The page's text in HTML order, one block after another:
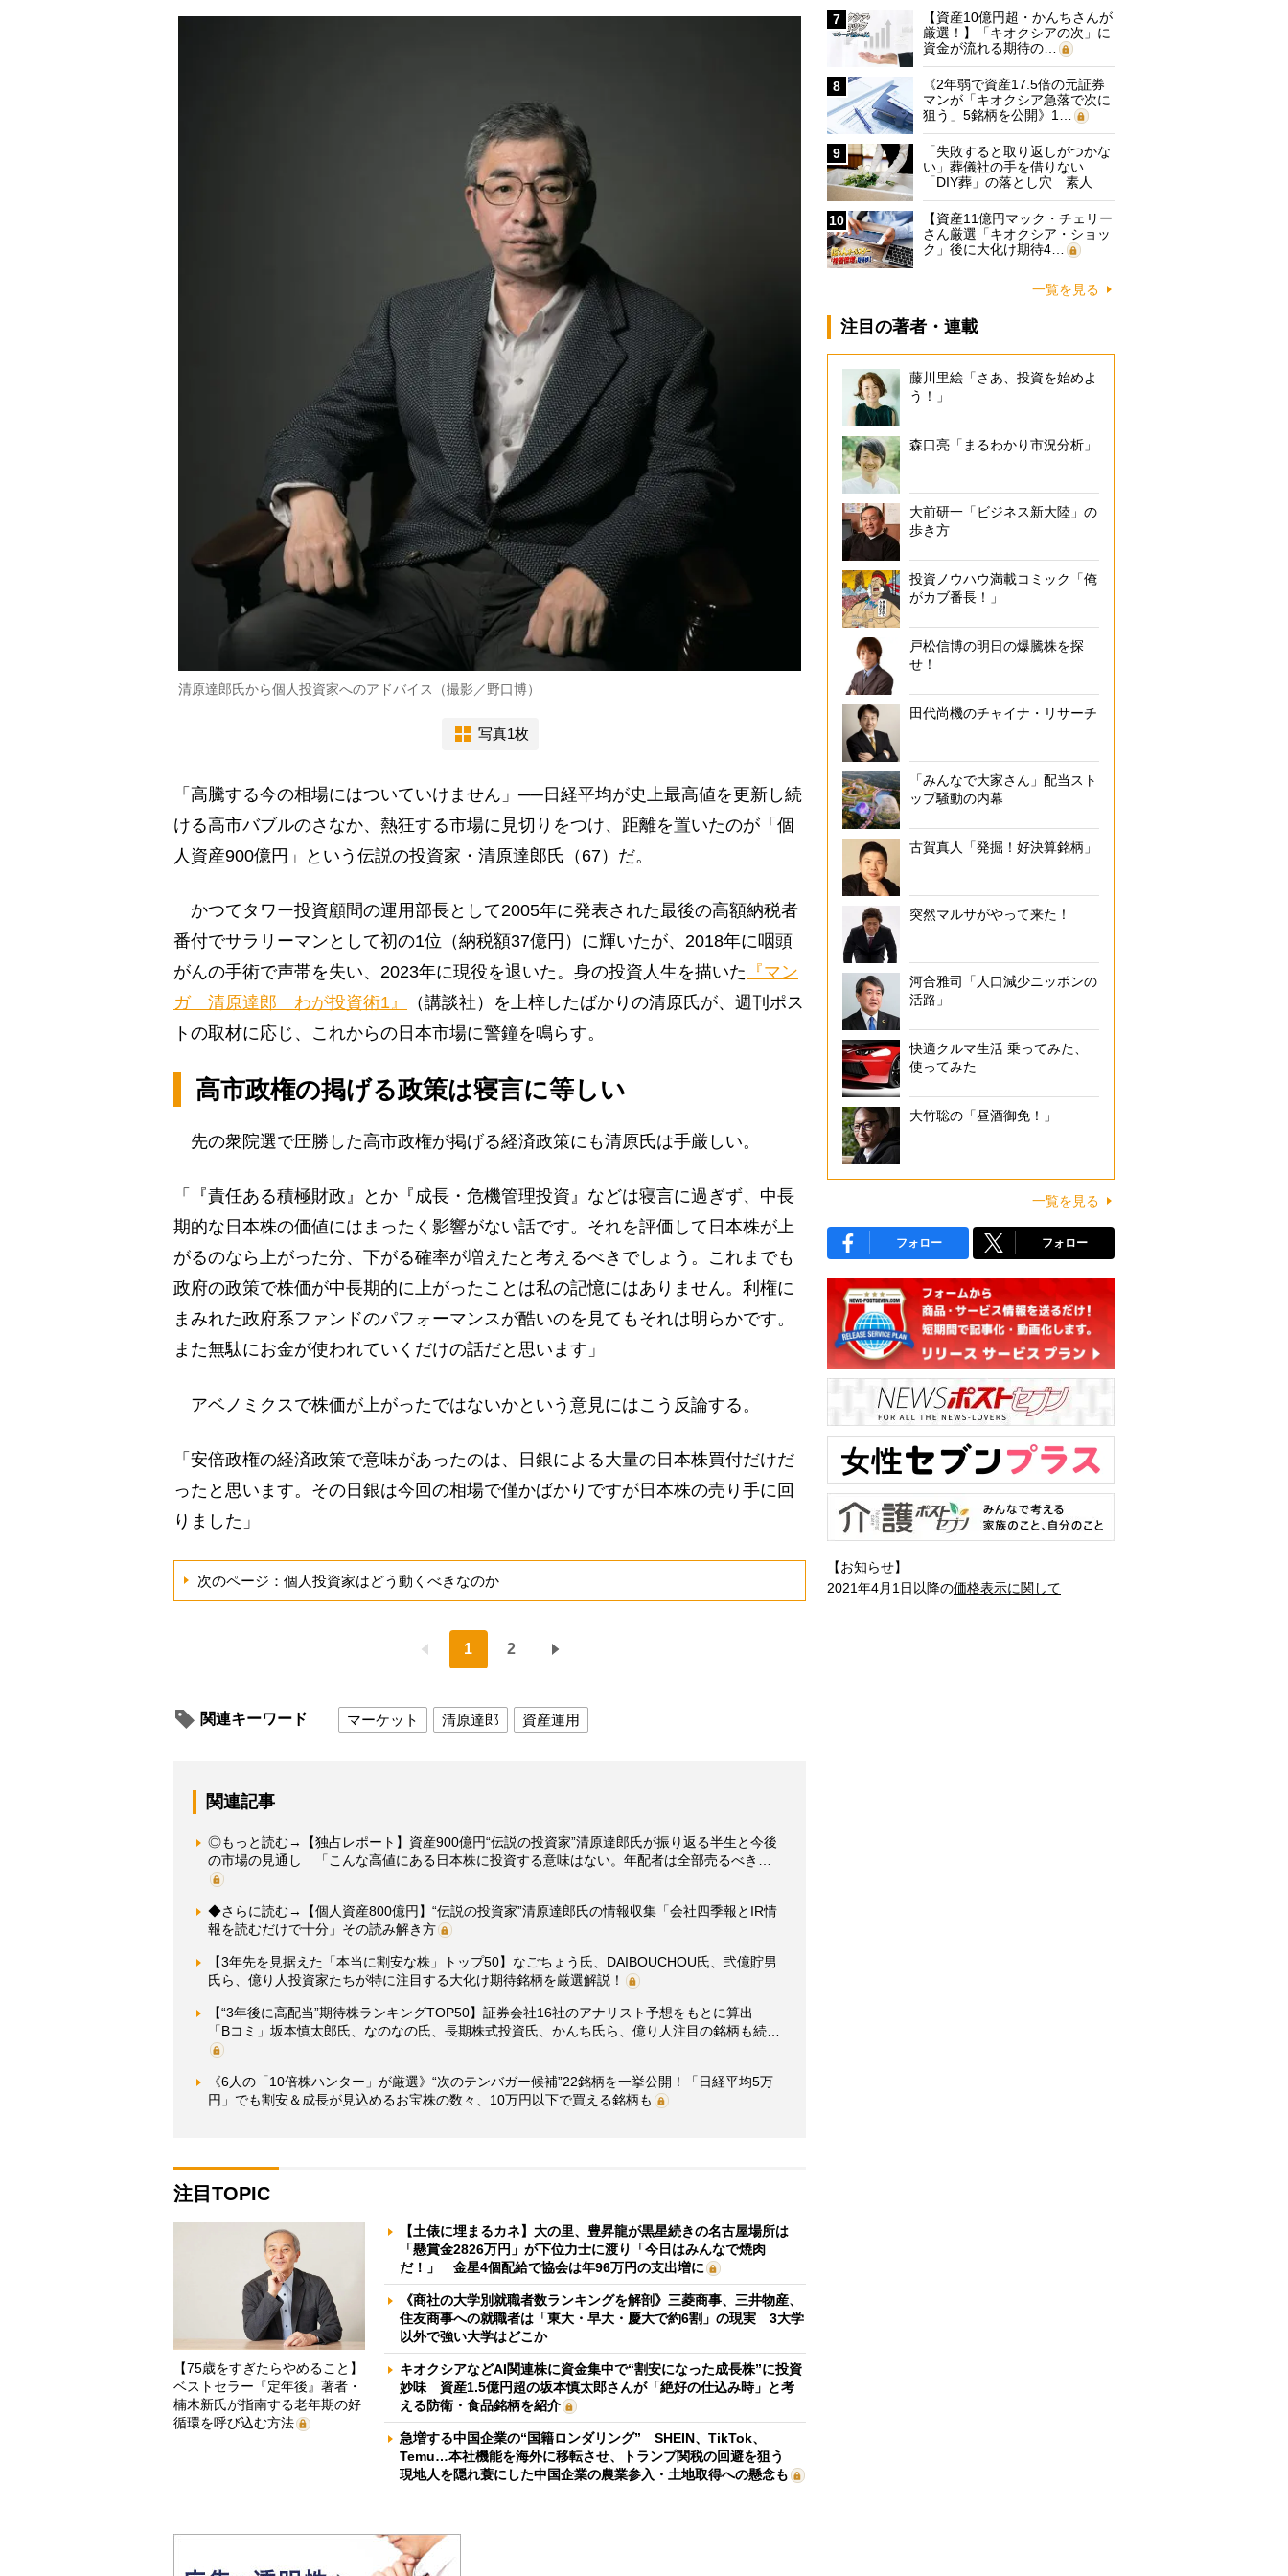
清原達郎氏から個人投資家へのアドバイス（撮影／野口博）
写真1枚
「高騰する今の相場にはついていけません」──日経平均が史上最高値を更新し続
ける高市バブルのさなか、熱狂する市場に見切りをつけ、距離を置いたのが「個
人資産900億円」という伝説の投資家・清原達郎氏（67）だ。
かつてタワー投資顧問の運用部長として2005年に発表された最後の高額納税者
番付でサラリーマンとして初の1位（納税額37億円）に輝いたが、2018年に咽頭
がんの手術で声帯を失い、2023年に現役を退いた。身の投資人生を描いた 『マン
ガ 清原達郎 わが投資術1』
（講談社）を上梓したばかりの清原氏が、週刊ポス
トの取材に応じ、これからの日本市場に警鐘を鳴らす。
高市政権の掲げる政策は寝言に等しい
先の衆院選で圧勝した高市政権が掲げる経済政策にも清原氏は手厳しい。
「『責任ある積極財政』とか『成長・危機管理投資』などは寝言に過ぎず、中長
期的な日本株の価値にはまったく影響がない話です。それを評価して日本株が上
がるのなら上がった分、下がる確率が増えたと考えるべきでしょう。これまでも
政府の政策で株価が中長期的に上がったことは私の記憶にはありません。利権に
まみれた政府系ファンドのパフォーマンスが酷いのを見てもそれは明らかです。
また無駄にお金が使われていくだけの話だと思います」
アベノミクスで株価が上がったではないかという意見にはこう反論する。
「安倍政権の経済政策で意味があったのは、日銀による大量の日本株買付だけだ
ったと思います。その日銀は今回の相場で僅かばかりですが日本株の売り手に回
りました」
次のページ：個人投資家はどう動くべきなのか
1 2
関連キーワード マーケット 清原達郎 資産運用
関連記事
◎もっと読む→【独占レポート】資産900億円“伝説の投資家”清原達郎氏が振り返る半生と今後
の市場の見通し 「こんな高値にある日本株に投資する意味はない。年配者は全部売るべき…
◆さらに読む→【個人資産800億円】“伝説の投資家”清原達郎氏の情報収集「会社四季報とIR情
報を読むだけで十分」その読み解き方
【3年先を見据えた「本当に割安な株」トップ50】なごちょう氏、DAIBOUCHOU氏、弐億貯男
氏ら、億り人投資家たちが特に注目する大化け期待銘柄を厳選解説！
【“3年後に高配当”期待株ランキングTOP50】証券会社16社のアナリスト予想をもとに算出
「Bコミ」坂本慎太郎氏、なのなの氏、長期株式投資氏、かんち氏ら、億り人注目の銘柄も続…
《6人の「10倍株ハンター」が厳選》“次のテンバガー候補”22銘柄を一挙公開！「日経平均5万
円」でも割安＆成長が見込めるお宝株の数々、10万円以下で買える銘柄も
注目TOPIC
【75歳をすぎたらやめること】
ベストセラー『定年後』著者・
楠木新氏が指南する老年期の好
循環を呼び込む方法
【土俵に埋まるカネ】大の里、豊昇龍が黒星続きの名古屋場所は
「懸賞金2826万円」が下位力士に渡り「今日はみんなで焼肉
だ！」 金星4個配給で協会は年96万円の支出増に
《商社の大学別就職者数ランキングを解剖》三菱商事、三井物産、
住友商事への就職者は「東大・早大・慶大で約6割」の現実 3大学
以外で強い大学はどこか
キオクシアなどAI関連株に資金集中で“割安になった成長株”に投資
妙味 資産1.5億円超の坂本慎太郎さんが「絶好の仕込み時」と考
える防衛・食品銘柄を紹介
急増する中国企業の“国籍ロンダリング” SHEIN、TikTok、
Temu…本社機能を海外に移転させ、トランプ関税の回避を狙う
現地人を隠れ蓑にした中国企業の農業参入・土地取得への懸念も
7
【資産10億円超・かんちさんが
厳選！】「キオクシアの次」に
資金が流れる期待の…
8
《2年弱で資産17.5倍の元証券
マンが「キオクシア急落で次に
狙う」5銘柄を公開》1…
9
「失敗すると取り返しがつかな
い」葬儀社の手を借りない
「DIY葬」の落とし穴 素人
に…
10
【資産11億円マック・チェリー
さん厳選「キオクシア・ショッ
ク」後に大化け期待4…
一覧を見る
注目の著者・連載
藤川里絵「さあ、投資を始めよ
う！」
森口亮「まるわかり市況分析」
大前研一「ビジネス新大陸」の
歩き方
投資ノウハウ満載コミック「俺
がカブ番長！」
戸松信博の明日の爆騰株を探
せ！
田代尚機のチャイナ・リサーチ
「みんなで大家さん」配当スト
ップ騒動の内幕
古賀真人「発掘！好決算銘柄」
突然マルサがやって来た！
河合雅司「人口減少ニッポンの
活路」
快適クルマ生活 乗ってみた、
使ってみた
大竹聡の「昼酒御免！」
一覧を見る
フォロー フォロー
【お知らせ】
2021年4月1日以降の価格表示に関して